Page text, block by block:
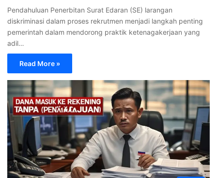
Pendahuluan Penerbitan Surat Edaran (SE) larangan
diskriminasi dalam proses rekrutmen menjadi langkah penting
pemerintah dalam mendorong praktik ketenagakerjaan yang
adil…
Read More »